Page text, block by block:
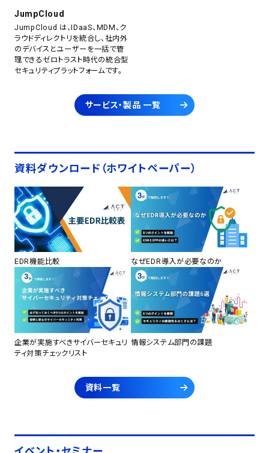
JumpCloud
JumpCloud は、IDaaS、MDM、ク
ラウドディレクトリを統合し、社内外
のデバイスとユーザーを一括で管
理できるゼロトラスト時代の統合型
セキュリティプラットフォームです。
サービス・製品 一覧
資料ダウンロード（ホワイトペーパー）
EDR機能比較 なぜEDR導入が必要なのか
企業が実施すべきサイバーセキュリ
ティ対策チェックリスト
情報システム部門の課題
資料一覧